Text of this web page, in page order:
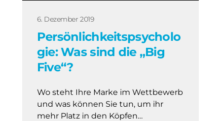
6. Dezember 2019
Persönlichkeitspsycholo
gie: Was sind die „Big
Five“?
Wo steht Ihre Marke im Wettbewerb
und was können Sie tun, um ihr
mehr Platz in den Köpfen…